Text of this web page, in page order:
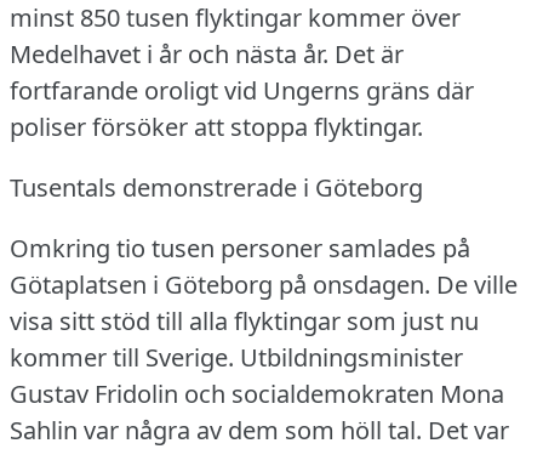
minst 850 tusen flyktingar kommer över
Medelhavet i år och nästa år. Det är
fortfarande oroligt vid Ungerns gräns där
poliser försöker att stoppa flyktingar.
Tusentals demonstrerade i Göteborg
Omkring tio tusen personer samlades på
Götaplatsen i Göteborg på onsdagen. De ville
visa sitt stöd till alla flyktingar som just nu
kommer till Sverige. Utbildningsminister
Gustav Fridolin och socialdemokraten Mona
Sahlin var några av dem som höll tal. Det var